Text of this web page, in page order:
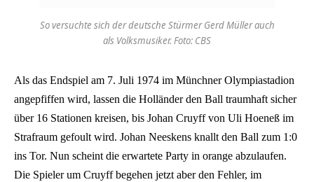
So versuchte sich der deutsche Stürmer Gerd Müller auch
als Volksmusiker. Foto: CBS
Als das Endspiel am 7. Juli 1974 im Münchner Olympiastadion
angepfiffen wird, lassen die Holländer den Ball traumhaft sicher
über 16 Stationen kreisen, bis Johan Cruyff von Uli Hoeneß im
Strafraum gefoult wird. Johan Neeskens knallt den Ball zum 1:0
ins Tor. Nun scheint die erwartete Party in orange abzulaufen.
Die Spieler um Cruyff begehen jetzt aber den Fehler, im